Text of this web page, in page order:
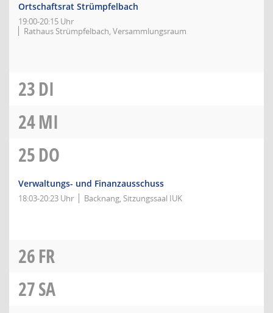
Ortschaftsrat Strümpfelbach
19:00-20:15 Uhr
Rathaus Strümpfelbach, Versammlungsraum
23DI
24MI
25DO
Verwaltungs- und Finanzausschuss
18:03-20:23 Uhr Backnang, Sitzungssaal IUK
26FR
27SA